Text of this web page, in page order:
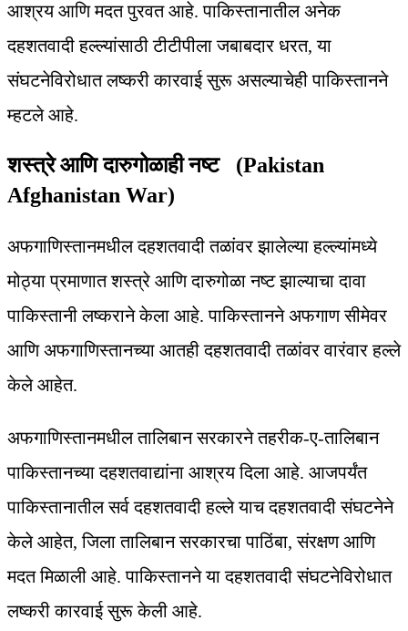
आश्रय आणि मदत पुरवत आहे. पाकिस्तानातील अनेक
दहशतवादी हल्ल्यांसाठी टीटीपीला जबाबदार धरत, या
संघटनेविरोधात लष्करी कारवाई सुरू असल्याचेही पाकिस्तानने
म्हटले आहे.
शस्त्रे आणि दारुगोळाही नष्ट (Pakistan
Afghanistan War)
अफगाणिस्तानमधील दहशतवादी तळांवर झालेल्या हल्ल्यांमध्ये
मोठ्या प्रमाणात शस्त्रे आणि दारुगोळा नष्ट झाल्याचा दावा
पाकिस्तानी लष्कराने केला आहे. पाकिस्तानने अफगाण सीमेवर
आणि अफगाणिस्तानच्या आतही दहशतवादी तळांवर वारंवार हल्ले
केले आहेत.
अफगाणिस्तानमधील तालिबान सरकारने तहरीक-ए-तालिबान
पाकिस्तानच्या दहशतवाद्यांना आश्रय दिला आहे. आजपर्यंत
पाकिस्तानातील सर्व दहशतवादी हल्ले याच दहशतवादी संघटनेने
केले आहेत, जिला तालिबान सरकारचा पाठिंबा, संरक्षण आणि
मदत मिळाली आहे. पाकिस्तानने या दहशतवादी संघटनेविरोधात
लष्करी कारवाई सुरू केली आहे.